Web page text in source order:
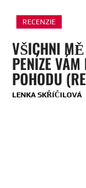
RECENZIE
VŠICHNI
PENÍZE
POHODU
LENKA SKŘÍČILOVÁ